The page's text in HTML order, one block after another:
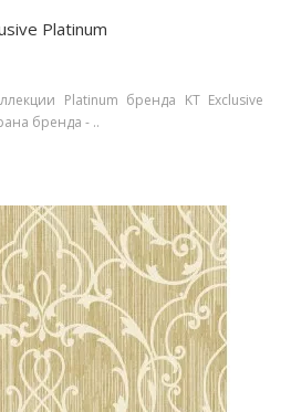
Platinum
Platinum бренда KT Exclusive
бренда - ..